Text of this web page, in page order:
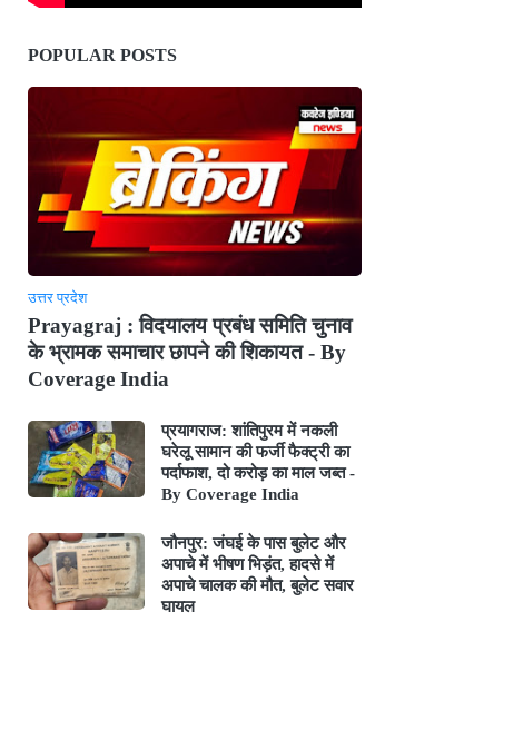
POPULAR POSTS
उत्तर प्रदेश
Prayagraj : विदयालय प्रबंध समिति चुनाव
के भ्रामक समाचार छापने की शिकायत - By
Coverage India
प्रयागराज: शांतिपुरम में नकली
घरेलू सामान की फर्जी फैक्ट्री का
पर्दाफाश, दो करोड़ का माल जब्त -
By Coverage India
जौनपुर: जंघई के पास बुलेट और
अपाचे में भीषण भिड़ंत, हादसे में
अपाचे चालक की मौत, बुलेट सवार
घायल